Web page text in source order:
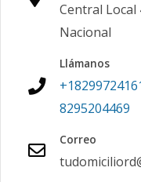
Central
Nacional
Llámanos
8295204469
Correo